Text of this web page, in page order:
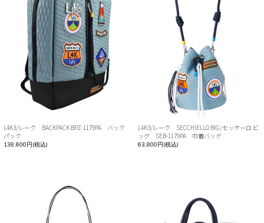
L4K3/レーク BACKPACK BPZ-1179PA バック
パック
138,600円(税込)
L4K3/レーク SECCHIELLO BIG/セッケーロ ビ
ッグ SEB-1179PA 巾着バッグ
63,800円(税込)